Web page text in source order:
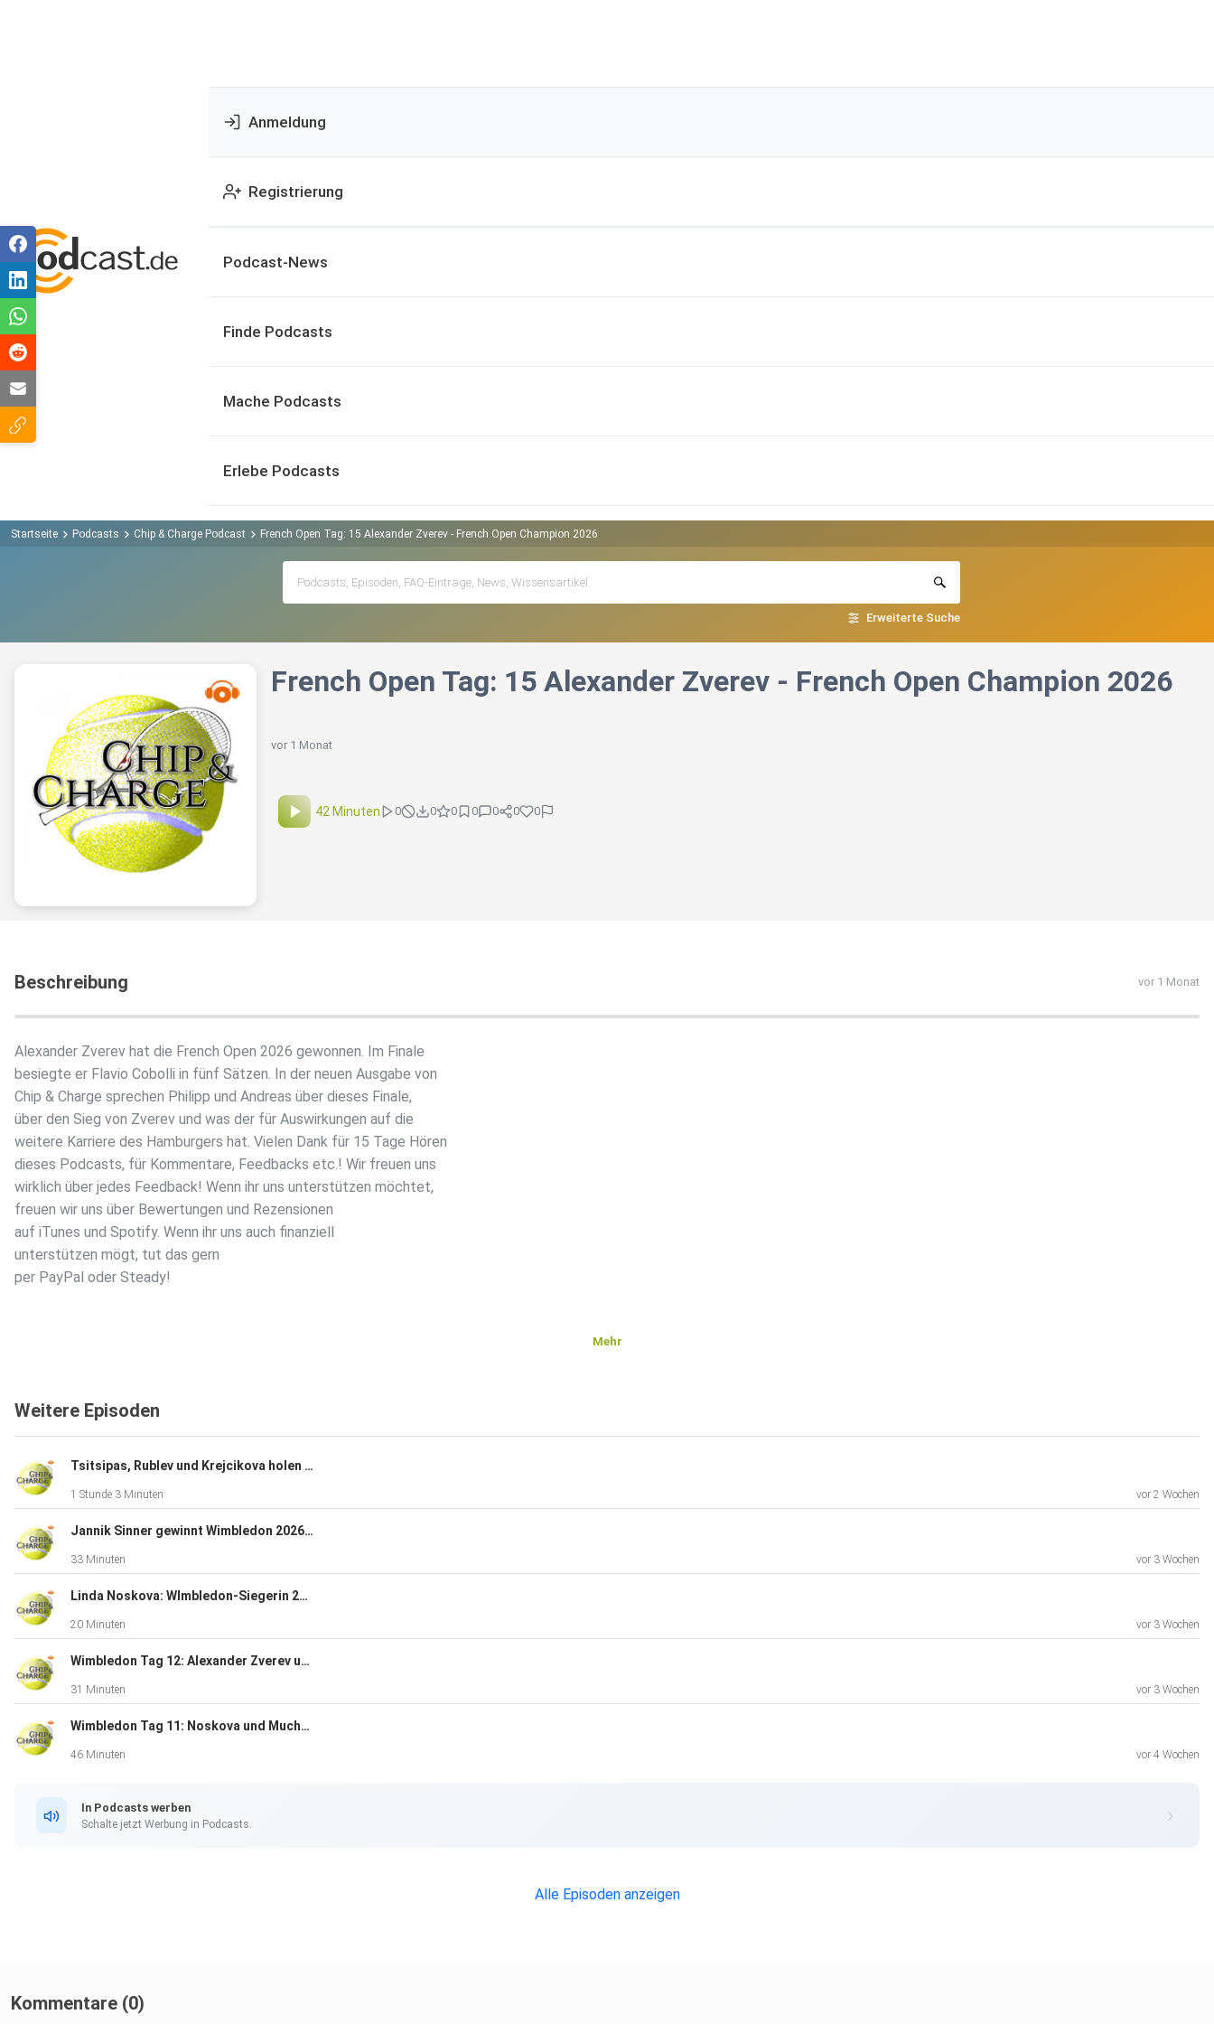
Anmeldung
Registrierung
Podcast-News
Finde Podcasts
Mache Podcasts
Erlebe Podcasts
Startseite Podcasts Chip & Charge Podcast French Open Tag: 15 Alexander Zverev - French Open Champion 2026
Erweiterte Suche
French Open Tag: 15 Alexander Zverev - French Open Champion 2026
vor 1 Monat
42 Minuten 0 0 0 0 0 0 0
Beschreibung vor 1 Monat
Alexander Zverev hat die French Open 2026 gewonnen. Im Finale
besiegte er Flavio Cobolli in fünf Sätzen. In der neuen Ausgabe von
Chip & Charge sprechen Philipp und Andreas über dieses Finale,
über den Sieg von Zverev und was der für Auswirkungen auf die
weitere Karriere des Hamburgers hat. Vielen Dank für 15 Tage Hören
dieses Podcasts, für Kommentare, Feedbacks etc.! Wir freuen uns
wirklich über jedes Feedback! Wenn ihr uns unterstützen möchtet,
freuen wir uns über Bewertungen und Rezensionen
auf iTunes und Spotify. Wenn ihr uns auch finanziell
unterstützen mögt, tut das gern
per PayPal oder Steady!
Produktion, Vermarktung, Distribution und Hosting.
Du möchtest deinen Podcast auch kostenlos hosten und damit Geld
verdienen?
Dann schaue auf www.kostenlos-hosten.de und informiere
dich.
Dort erhältst du alle Informationen zu unseren kostenlosen
der Podcastbude.
Mehr
Weitere Episoden
Tsitsipas, Rublev und Krejcikova holen sich Selbstvertrauen
1 Stunde 3 Minuten vor 2 Wochen
Jannik Sinner gewinnt Wimbledon 2026 gegen Alexander Zverev
33 Minuten vor 3 Wochen
Linda Noskova: WImbledon-Siegerin 2026
20 Minuten vor 3 Wochen
Wimbledon Tag 12: Alexander Zverev und Jannik Sinner im Wimbledon-Finale
31 Minuten vor 3 Wochen
Wimbledon Tag 11: Noskova und Muchova im Finale - Vorschau auf die Herrenhalbfinals
46 Minuten vor 4 Wochen
In Podcasts werben
Schalte jetzt Werbung in Podcasts.
Alle Episoden anzeigen
Kommentare (0)